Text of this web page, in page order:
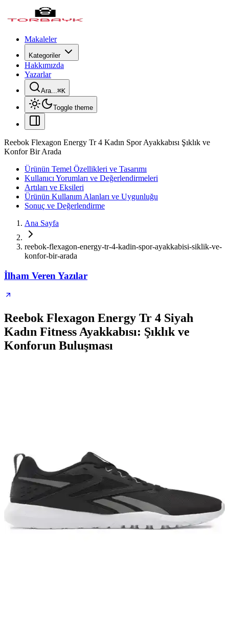
Makaleler
Kategoriler
Hakkımızda
Yazarlar
Ara...⌘K
Toggle theme
Reebok Flexagon Energy Tr 4 Kadın Spor Ayakkabısı Şıklık ve
Konfor Bir Arada
Ürünün Temel Özellikleri ve Tasarımı
Kullanıcı Yorumları ve Değerlendirmeleri
Artıları ve Eksileri
Ürünün Kullanım Alanları ve Uygunluğu
Sonuç ve Değerlendirme
Ana Sayfa
reebok-flexagon-energy-tr-4-kadin-spor-ayakkabisi-siklik-ve-
konfor-bir-arada
İlham Veren Yazılar
Reebok Flexagon Energy Tr 4 Siyah
Kadın Fitness Ayakkabısı: Şıklık ve
Konforun Buluşması